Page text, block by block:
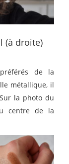
(à droite)
de la
métallique, il
la photo du
centre de la